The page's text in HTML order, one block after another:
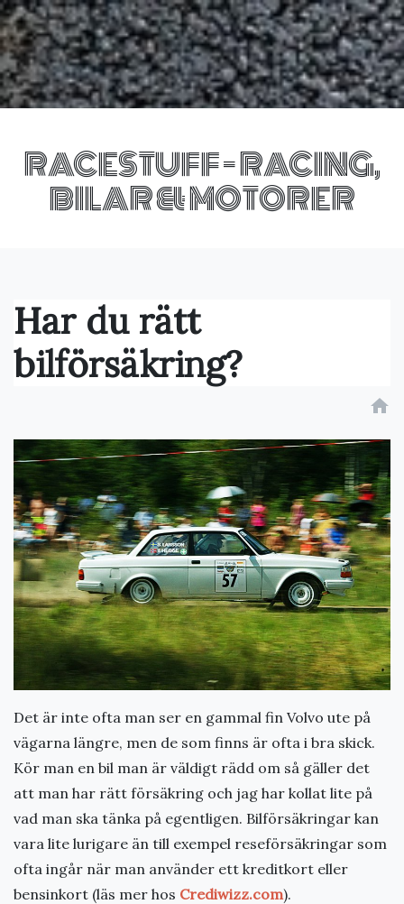
RACESTUFF - RACING,
BILAR & MOTORER
Har du rätt
bilförsäkring?
home
Det är inte ofta man ser en gammal fin Volvo ute på
vägarna längre, men de som finns är ofta i bra skick.
Kör man en bil man är väldigt rädd om så gäller det
att man har rätt försäkring och jag har kollat lite på
vad man ska tänka på egentligen. Bilförsäkringar kan
vara lite lurigare än till exempel reseförsäkringar som
ofta ingår när man använder ett kreditkort eller
bensinkort (läs mer hos Crediwizz.com).